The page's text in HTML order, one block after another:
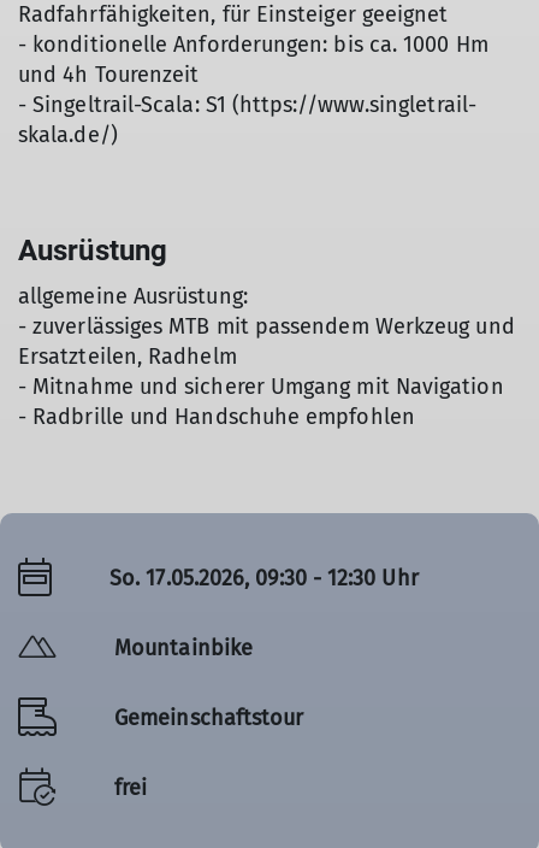
Radfahrfähigkeiten, für Einsteiger geeignet
- konditionelle Anforderungen: bis ca. 1000 Hm
und 4h Tourenzeit
- Singeltrail-Scala: S1 (https://www.singletrail-
skala.de/)
Ausrüstung
allgemeine Ausrüstung:
- zuverlässiges MTB mit passendem Werkzeug und
Ersatzteilen, Radhelm
- Mitnahme und sicherer Umgang mit Navigation
- Radbrille und Handschuhe empfohlen
So. 17.05.2026, 09:30 - 12:30 Uhr
Mountainbike
Gemeinschaftstour
frei